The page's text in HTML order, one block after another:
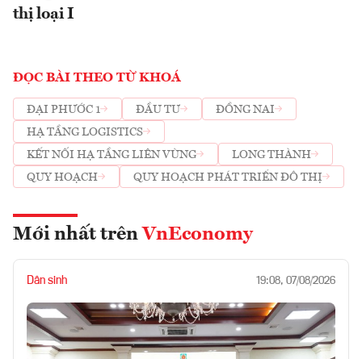
thị loại I
ĐỌC BÀI THEO TỪ KHOÁ
ĐẠI PHƯỚC 1 ĐẦU TƯ
ĐỒNG NAI
HẠ TẦNG LOGISTICS
KẾT NỐI HẠ TẦNG LIÊN VÙNG
LONG THÀNH
QUY HOẠCH
QUY HOẠCH PHÁT TRIỂN ĐÔ THỊ
Mới nhất trên VnEconomy
Dân sinh 19:08, 07/08/2026